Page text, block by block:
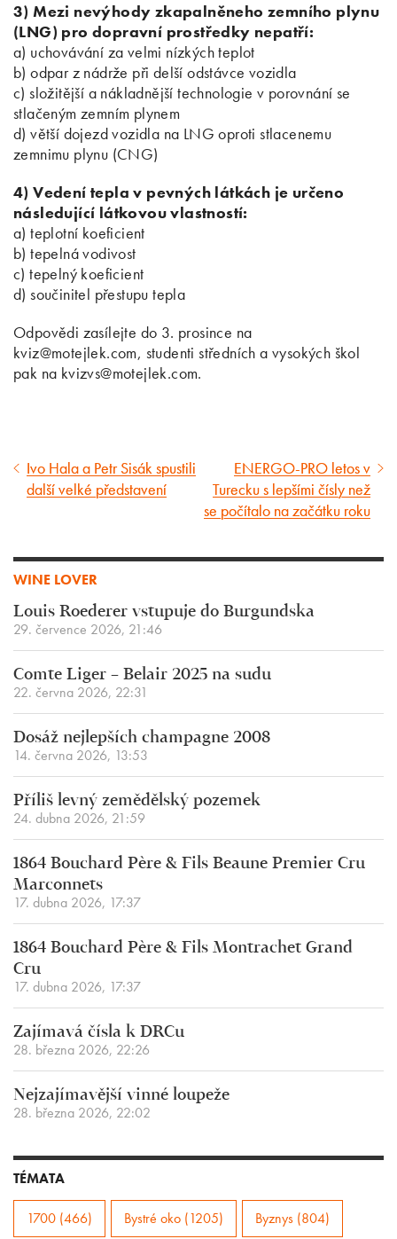
3) Mezi nevýhody zkapalněneho zemního plynu
(LNG) pro dopravní prostředky nepatří:
a) uchovávání za velmi nízkých teplot
b) odpar z nádrže při delší odstávce vozidla
c) složitější a nákladnější technologie v porovnání se
stlačeným zemním plynem
d) větší dojezd vozidla na LNG oproti stlacenemu
zemnimu plynu (CNG)
4) Vedení tepla v pevných látkách je určeno
následující látkovou vlastností:
a) teplotní koeficient
b) tepelná vodivost
c) tepelný koeficient
d) součinitel přestupu tepla
Odpovědi zasílejte do 3. prosince na
kviz@motejlek.com, studenti středních a vysokých škol
pak na kvizvs@motejlek.com.
Předcházející
článek
Ivo Hala a Petr Sisák spustili
další velké představení
Následující
článek
ENERGO-PRO letos v
Turecku s lepšími čísly než
se počítalo na začátku roku
WINE LOVER
Louis Roederer vstupuje do Burgundska
29. července 2026, 21:46
Comte Liger – Belair 2025 na sudu
22. června 2026, 22:31
Dosáž nejlepších champagne 2008
14. června 2026, 13:53
Příliš levný zemědělský pozemek
24. dubna 2026, 21:59
1864 Bouchard Père & Fils Beaune Premier Cru
Marconnets
17. dubna 2026, 17:37
1864 Bouchard Père & Fils Montrachet Grand
Cru
17. dubna 2026, 17:37
Zajímavá čísla k DRCu
28. března 2026, 22:26
Nejzajímavější vinné loupeže
28. března 2026, 22:02
TÉMATA
1700 (466) Bystré oko (1205) Byznys (804)